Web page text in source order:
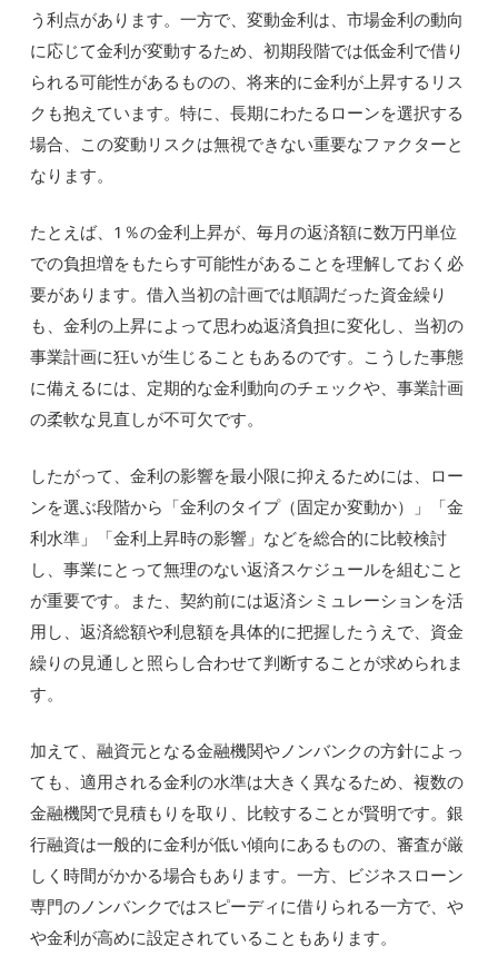
う利点があります。一方で、変動金利は、市場金利の動向
に応じて金利が変動するため、初期段階では低金利で借り
られる可能性があるものの、将来的に金利が上昇するリス
クも抱えています。特に、長期にわたるローンを選択する
場合、この変動リスクは無視できない重要なファクターと
なります。
たとえば、1％の金利上昇が、毎月の返済額に数万円単位
での負担増をもたらす可能性があることを理解しておく必
要があります。借入当初の計画では順調だった資金繰り
も、金利の上昇によって思わぬ返済負担に変化し、当初の
事業計画に狂いが生じることもあるのです。こうした事態
に備えるには、定期的な金利動向のチェックや、事業計画
の柔軟な見直しが不可欠です。
したがって、金利の影響を最小限に抑えるためには、ロー
ンを選ぶ段階から「金利のタイプ（固定か変動か）」「金
利水準」「金利上昇時の影響」などを総合的に比較検討
し、事業にとって無理のない返済スケジュールを組むこと
が重要です。また、契約前には返済シミュレーションを活
用し、返済総額や利息額を具体的に把握したうえで、資金
繰りの見通しと照らし合わせて判断することが求められま
す。
加えて、融資元となる金融機関やノンバンクの方針によっ
ても、適用される金利の水準は大きく異なるため、複数の
金融機関で見積もりを取り、比較することが賢明です。銀
行融資は一般的に金利が低い傾向にあるものの、審査が厳
しく時間がかかる場合もあります。一方、ビジネスローン
専門のノンバンクではスピーディに借りられる一方で、や
や金利が高めに設定されていることもあります。